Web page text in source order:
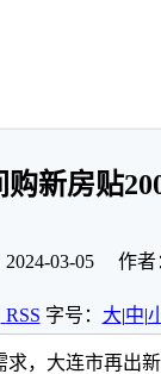
新房贴
2024-03-05 作者
RSS 字号： 大|中|
，大连市再出